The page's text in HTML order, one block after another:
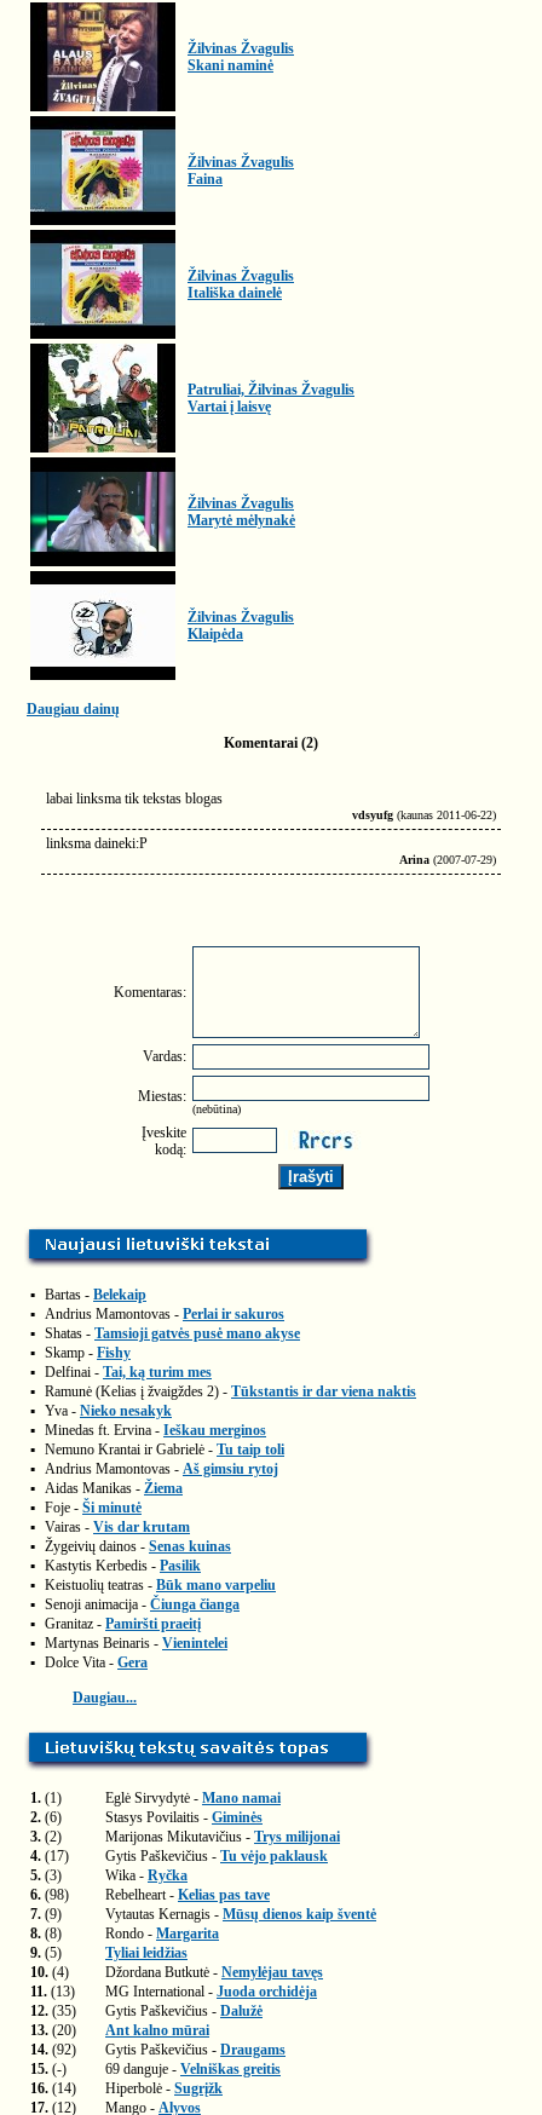
Žilvinas Žvagulis
Skani naminė
Žilvinas Žvagulis
Faina
Žilvinas Žvagulis
Itališka dainelė
Patruliai, Žilvinas Žvagulis
Vartai į laisvę
Žilvinas Žvagulis
Marytė mėlynakė
Žilvinas Žvagulis
Klaipėda
Daugiau dainų
Komentarai (2)
labai linksma tik tekstas blogas
vdsyufg (kaunas 2011-06-22)
linksma daineki:P
Arina (2007-07-29)
Komentaras:
Vardas:
Miestas:
(nebūtina)
Įveskite
kodą:
▪ Bartas - Belekaip
▪ Andrius Mamontovas - Perlai ir sakuros
▪ Shatas - Tamsioji gatvės pusė mano akyse
▪ Skamp - Fishy
▪ Delfinai - Tai, ką turim mes
▪ Ramunė (Kelias į žvaigždes 2) - Tūkstantis ir dar viena naktis
▪ Yva - Nieko nesakyk
▪ Minedas ft. Ervina - Ieškau merginos
▪ Nemuno Krantai ir Gabrielė - Tu taip toli
▪ Andrius Mamontovas - Aš gimsiu rytoj
▪ Aidas Manikas - Žiema
▪ Foje - Ši minutė
▪ Vairas - Vis dar krutam
▪ Žygeivių dainos - Senas kuinas
▪ Kastytis Kerbedis - Pasilik
▪ Keistuolių teatras - Būk mano varpeliu
▪ Senoji animacija - Čiunga čianga
▪ Granitaz - Pamiršti praeitį
▪ Martynas Beinaris - Vienintelei
▪ Dolce Vita - Gera
Daugiau...
1. (1) Eglė Sirvydytė - Mano namai
2. (6) Stasys Povilaitis - Giminės
3. (2) Marijonas Mikutavičius - Trys milijonai
4. (17) Gytis Paškevičius - Tu vėjo paklausk
5. (3) Wika - Ryčka
6. (98) Rebelheart - Kelias pas tave
7. (9) Vytautas Kernagis - Mūsų dienos kaip šventė
8. (8) Rondo - Margarita
9. (5)
Tyliai leidžias
10. (4) Džordana Butkutė - Nemylėjau tavęs
11. (13) MG International - Juoda orchidėja
12. (35) Gytis Paškevičius - Dalužė
13. (20)
Ant kalno mūrai
14. (92) Gytis Paškevičius - Draugams
15. (-) 69 danguje - Velniškas greitis
16. (14) Hiperbolė - Sugrįžk
17. (12) Mango - Alyvos